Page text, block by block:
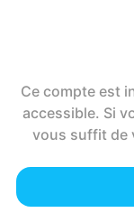
Ce compte est
accessible. Si
vous suffit de